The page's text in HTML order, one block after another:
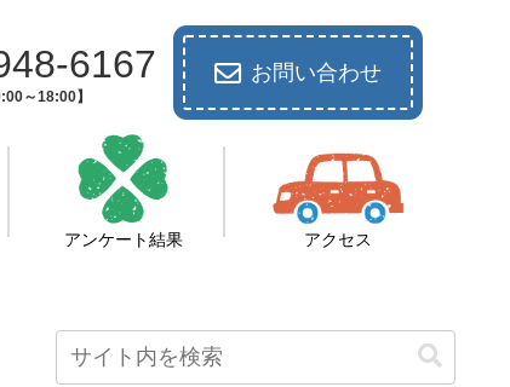
6167
～18:00】
お問い合わせ
アンケート結果 アクセス